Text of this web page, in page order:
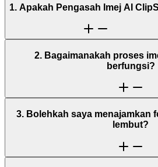
1. Apakah Pengasah Imej AI
2. Bagaimanakah proses
berfungsi?
3. Bolehkah saya menajamkan
lembut?